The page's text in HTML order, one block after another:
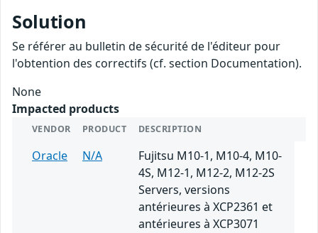
Solution
Se référer au bulletin de sécurité de l'éditeur pour
l'obtention des correctifs (cf. section Documentation).
None
Impacted products
VENDOR PRODUCT DESCRIPTION
Oracle N/A
Fujitsu M10-1, M10-4, M10-
4S, M12-1, M12-2, M12-2S
Servers, versions
antérieures à XCP2361 et
antérieures à XCP3071